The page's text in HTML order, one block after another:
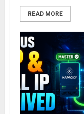
READ MORE